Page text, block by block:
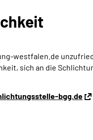
westfalen.de
sich an die
bgg.de